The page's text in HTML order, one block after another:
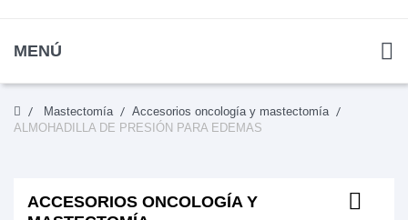
MENÚ
Mastectomía
Accesorios oncología y mastectomía
ALMOHADILLA DE PRESIÓN PARA EDEMAS
ACCESORIOS ONCOLOGÍA Y